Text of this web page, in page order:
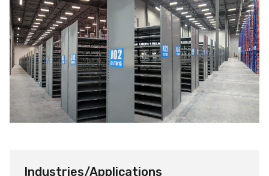
Industries/Applications